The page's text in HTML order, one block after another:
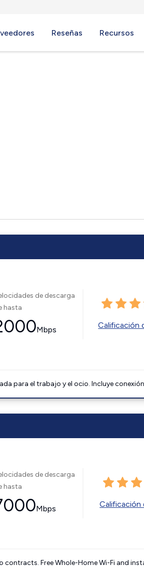
Reseñas Recursos
de descarga
hasta
Mbps Calificación
para el trabajo y el ocio. Incluye
de descarga
hasta
Mbps Calificación
contracts. Free Whole-Home Wi-Fi and